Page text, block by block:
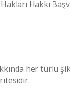
Hakkı
her türlü